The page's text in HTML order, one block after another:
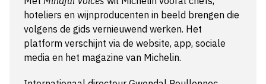
hoteliers en wijnproducenten in beeld brengen die
volgens de gids vernieuwend werken. Het
platform verschijnt via de website, app, sociale
media en het magazine van Michelin.